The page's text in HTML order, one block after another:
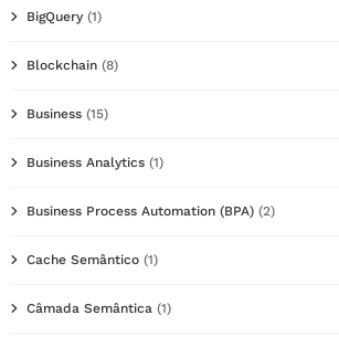
BigQuery (1)
Blockchain (8)
Business (15)
Business Analytics (1)
Business Process Automation (BPA) (2)
Cache Semântico (1)
Câmada Semântica (1)